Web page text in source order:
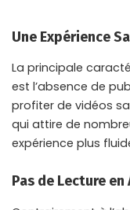
Une Expérience
La principale
est l’absence de
profiter de vidéos
qui attire de
expérience plus
Pas de Lecture